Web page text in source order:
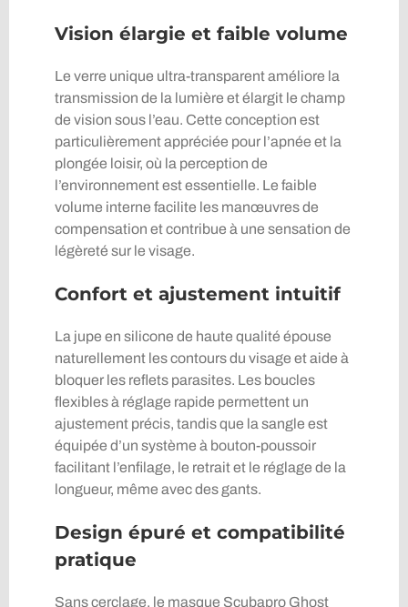
Vision élargie et faible volume
Le verre unique ultra-transparent améliore la
transmission de la lumière et élargit le champ
de vision sous l’eau. Cette conception est
particulièrement appréciée pour l’apnée et la
plongée loisir, où la perception de
l’environnement est essentielle. Le faible
volume interne facilite les manœuvres de
compensation et contribue à une sensation de
légèreté sur le visage.
Confort et ajustement intuitif
La jupe en silicone de haute qualité épouse
naturellement les contours du visage et aide à
bloquer les reflets parasites. Les boucles
flexibles à réglage rapide permettent un
ajustement précis, tandis que la sangle est
équipée d’un système à bouton-poussoir
facilitant l’enfilage, le retrait et le réglage de la
longueur, même avec des gants.
Design épuré et compatibilité
pratique
Sans cerclage, le masque Scubapro Ghost